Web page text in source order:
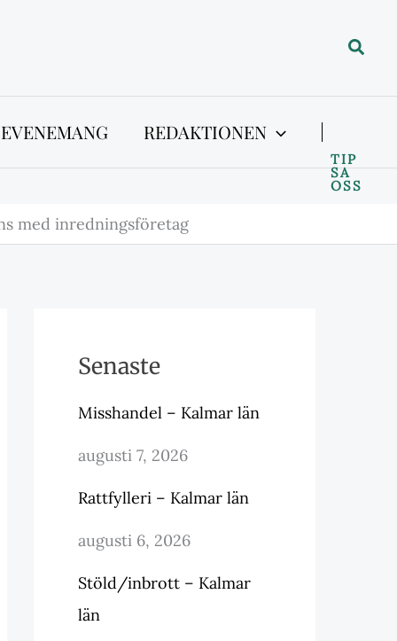
Sök
REDAKTIONEN
TIP
SA
OSS
med inredningsföretag
Senaste
Misshandel – Kalmar län
augusti 7, 2026
Rattfylleri – Kalmar län
augusti 6, 2026
Stöld/inbrott – Kalmar
län